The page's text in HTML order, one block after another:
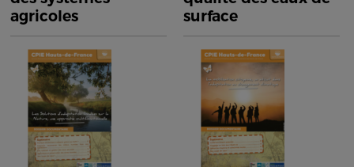
agricoles
surface